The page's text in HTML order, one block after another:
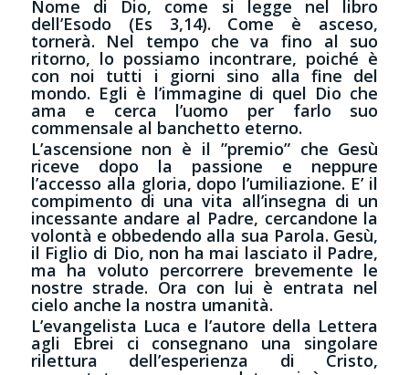
Nome di Dio, come si legge nel libro
dell’Esodo (Es 3,14). Come è asceso,
tornerà. Nel tempo che va fino al suo
ritorno, lo possiamo incontrare, poiché è
con noi tutti i giorni sino alla fine del
mondo. Egli è l’immagine di quel Dio che
ama e cerca l’uomo per farlo suo
commensale al banchetto eterno.
L’ascensione non è il ”premio” che Gesù
riceve dopo la passione e neppure
l’accesso alla gloria, dopo l’umiliazione. E’ il
compimento di una vita all’insegna di un
incessante andare al Padre, cercandone la
volontà e obbedendo alla sua Parola. Gesù,
il Figlio di Dio, non ha mai lasciato il Padre,
ma ha voluto percorrere brevemente le
nostre strade. Ora con lui è entrata nel
cielo anche la nostra umanità.
L’evangelista Luca e l’autore della Lettera
agli Ebrei ci consegnano una singolare
rilettura dell’esperienza di Cristo,